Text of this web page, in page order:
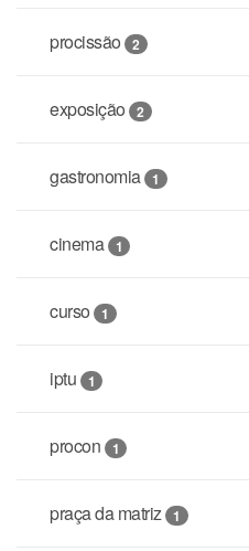
procissão 2
exposição 2
gastronomia 1
cinema 1
curso 1
iptu 1
procon 1
praça da matriz 1